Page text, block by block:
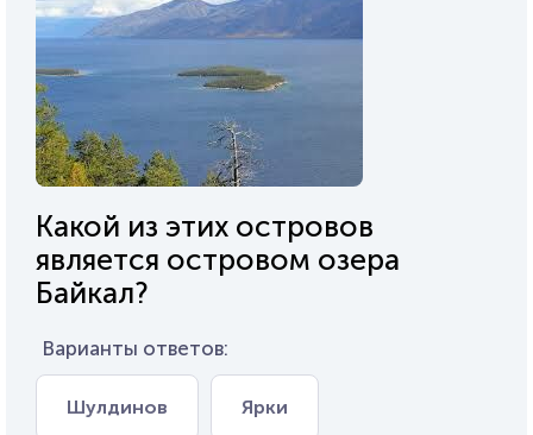
Какой из этих островов
является островом озера
Байкал?
Варианты ответов:
Шулдинов Ярки